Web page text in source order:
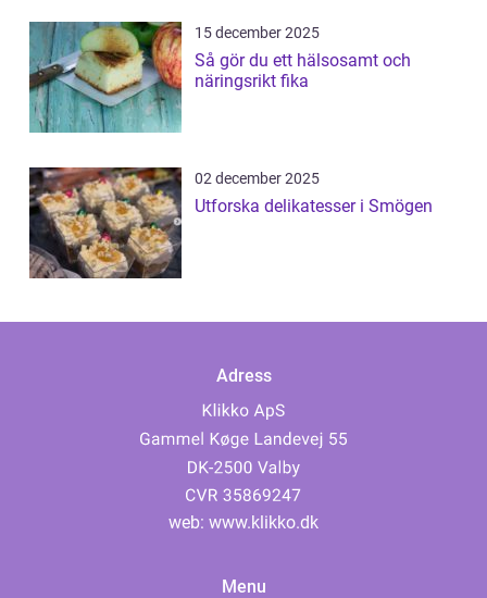
15 december 2025
Så gör du ett hälsosamt och
näringsrikt fika
02 december 2025
Utforska delikatesser i Smögen
Adress
web: www.klikko.dk
Menu